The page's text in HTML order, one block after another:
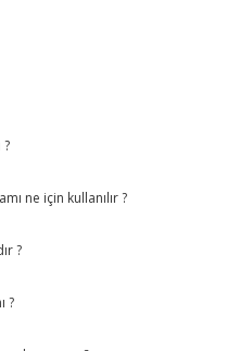
ne için kullanılır ?
?
?